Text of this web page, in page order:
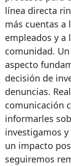
línea directa
más cuentas a
empleados y a
comunidad. Un
aspecto
decisión de
denuncias.
comunicación
informarles
investigamos
un impacto
seguiremos